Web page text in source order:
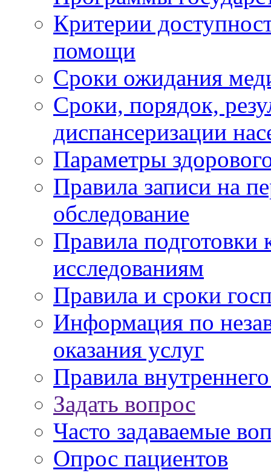
Критерии
помощи
Сроки ожидания
Сроки, порядок,
диспансеризации
Параметры
Правила записи на
обследование
Правила подготовки
исследованиям
Правила и сроки
Информация по
оказания услуг
Правила
Задать вопрос
Часто задаваемые
Опрос пациентов